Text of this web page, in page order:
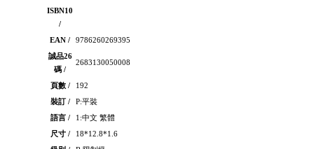
ISBN10
/
EAN /
9786260269395
誠品26
碼 /
2683130050008
頁數 /
192
裝訂 /
P:平裝
語言 /
1:中文 繁體
尺寸 /
18*12.8*1.6